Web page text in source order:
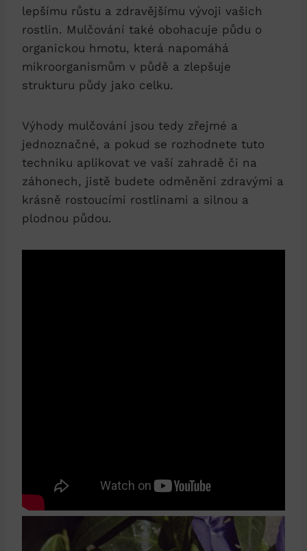
lepšímu růstu a zdravějšímu vývoji vašich
rostlin. Mulčování také obohacuje půdu o
organickou hmotu, která napomáhá
mikroorganismům v půdě a zlepšuje
strukturu půdy jako celku.
Výhody mulčování jsou tedy zřejmé a
jednoznačné, a pokud se rozhodnete tuto
techniku aplikovat ve vaší zahradě či na
záhonech, jistě budete odměněni zdravými a
krásně rostoucími rostlinami a silnou a
plodnou půdou.